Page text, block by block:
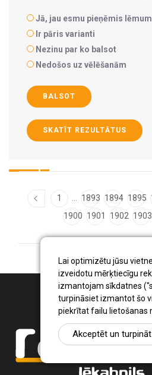
Lai optimizētu jūsu
izveidotu mērķtiecīgu
izmantojam sīkdatnes
turpināsiet izmantot šo
piekrītat failu lietošanas
Akceptēt un turpināt
Jā, jau esmu pieņēmis
Ir pāris varianti
Nezinu par ko balsot
Nedošos uz vēlēšanām
BALSOT
SKATĪT REZULTĀTUS
1 1893 1894 1895
1900 1901 1902 1903